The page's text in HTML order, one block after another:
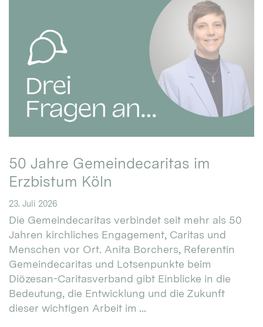
50 Jahre Gemeindecaritas im
Erzbistum Köln
23. Juli 2026
Die Gemeindecaritas verbindet seit mehr als 50
Jahren kirchliches Engagement, Caritas und
Menschen vor Ort. Anita Borchers, Referentin
Gemeindecaritas und Lotsenpunkte beim
Diözesan-Caritasverband gibt Einblicke in die
Bedeutung, die Entwicklung und die Zukunft
dieser wichtigen Arbeit im ...